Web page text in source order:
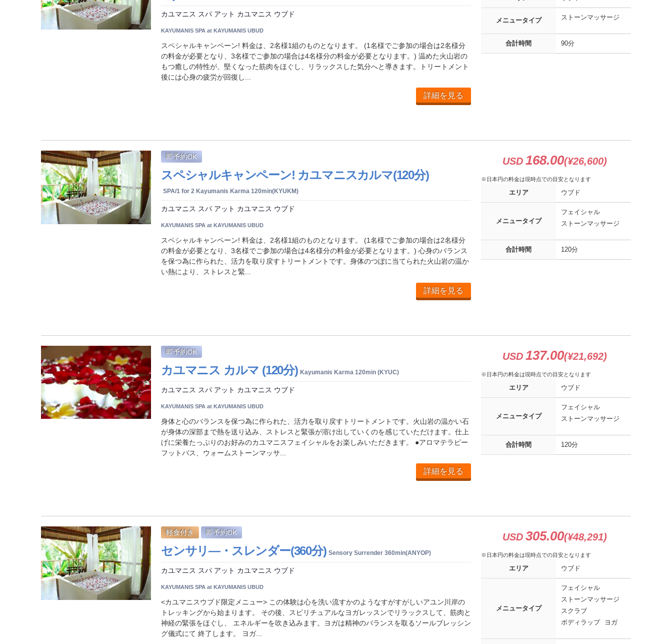
カユマニス スパ アット カユマニス ウブド
KAYUMANIS SPA at KAYUMANIS UBUD
スペシャルキャンペーン! 料金は、2名様1組のものとなります。 (1名様でご参加の場合は2名様分
の料金が必要となり、3名様でご参加の場合は4名様分の料金が必要となります。) 温めた火山岩の
もつ癒しの特性が、堅くなった筋肉をほぐし、リラックスした気分へと導きます。トリートメント
後には心身の疲労が回復し...
詳細を見る
メニュータイプ ストーンマッサージ
合計時間 90分
即予約OK
スペシャルキャンペーン! カユマニスカルマ(120分)
SPA/1 for 2 Kayumanis Karma 120min(KYUKM)
カユマニス スパ アット カユマニス ウブド
KAYUMANIS SPA at KAYUMANIS UBUD
スペシャルキャンペーン! 料金は、2名様1組のものとなります。 (1名様でご参加の場合は2名様分
の料金が必要となり、3名様でご参加の場合は4名様分の料金が必要となります。) 心身のバランス
を保つ為に作られた、活力を取り戻すトリートメントです。身体のつぼに当てられた火山岩の温か
い熱により、ストレスと緊...
詳細を見る
USD 168.00(¥26,600)
※日本円の料金は現時点での目安となります
エリア ウブド
メニュータイプ
フェイシャル
ストーンマッサージ
合計時間 120分
即予約OK
カユマニス カルマ (120分) Kayumanis Karma 120min (KYUC)
カユマニス スパ アット カユマニス ウブド
KAYUMANIS SPA at KAYUMANIS UBUD
身体と心のバランスを保つ為に作られた、活力を取り戻すトリートメントです。火山岩の温かい石
が身体の深部まで熱を送り込み、ストレスと緊張が溶け出していくのを感じていただけます。仕上
げに栄養たっぷりのお好みのカユマニスフェイシャルをお楽しみいただきます。 ●アロマテラピー
フットバス、ウォームストーンマッサ...
詳細を見る
USD 137.00(¥21,692)
※日本円の料金は現時点での目安となります
エリア ウブド
メニュータイプ
フェイシャル
ストーンマッサージ
合計時間 120分
軽食付き 即予約OK
センサリ―・スレンダー(360分) Sensory Surrender 360min(ANYOP)
カユマニス スパ アット カユマニス ウブド
KAYUMANIS SPA at KAYUMANIS UBUD
<カユマニスウブド限定メニュー> この体験は心を洗い流すかのようなすがすがしいアユン川岸の
トレッキングから始まります。 その後、スピリチュアルなヨガレッスンでリラックスして、筋肉と
神経の緊張をほぐし、 エネルギーを吹き込みます。ヨガは精神のバランスを取るソールブレッシン
グ儀式にて 終了します。 ヨガ...
USD 305.00(¥48,291)
※日本円の料金は現時点での目安となります
エリア ウブド
メニュータイプ
フェイシャル
ストーンマッサージ
スクラブ
ボディラップ
ヨガ